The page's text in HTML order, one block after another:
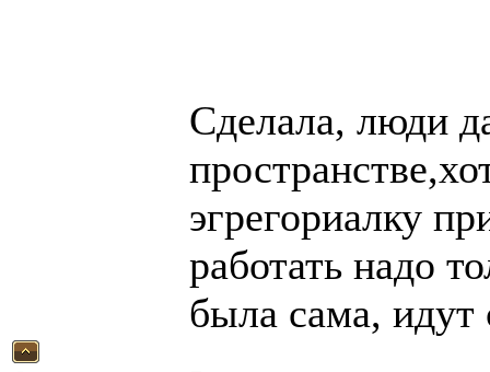
Сделала, люди
эгрегориалку
работать надо
была сама,